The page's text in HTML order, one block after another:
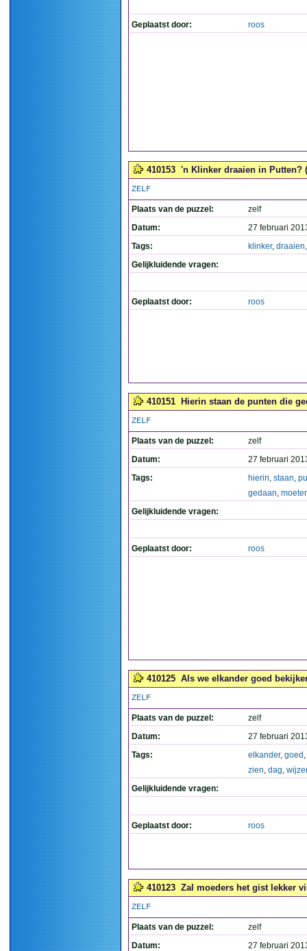
Geplaatst door: roos
410153 'n Klinker draaien in Putten?
ZELF
Plaats van de puzzel:
zelf
Datum:
27 februari
Tags:
klinker, draaien
Gelijkluidende vragen:
Geplaatst door: roos
410151 Hierin staan de punten die
ZELF
Plaats van de puzzel:
zelf
Datum:
27 februari
Tags:
hierin, staan,
gedaan,
Gelijkluidende vragen:
Geplaatst door: roos
410125 Als we elkander goed
ZELF
Plaats van de puzzel:
zelf
Datum:
27 februari
Tags:
elkander, goed ,
zien, dag, wijzer
Gelijkluidende vragen:
Geplaatst door: roos
410123 Zal moeders het gist lekker
ZELF
Plaats van de puzzel:
zelf
Datum:
27 februari